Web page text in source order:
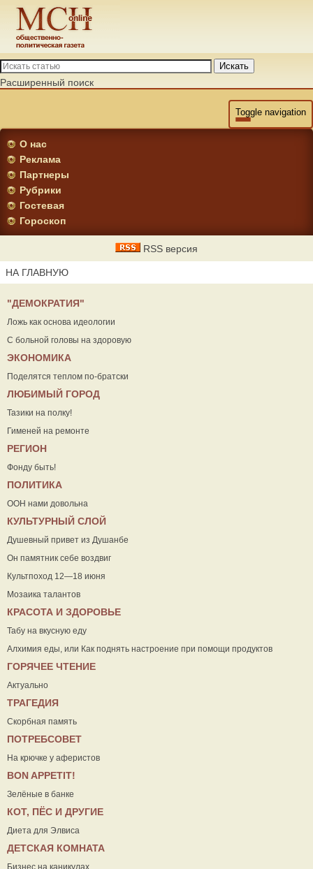
Искать
Расширенный поиск
Toggle navigation
О нас
Реклама
Партнеры
Рубрики
Гостевая
Гороскоп
RSS версия
НА ГЛАВНУЮ
"ДЕМОКРАТИЯ"
Ложь как основа идеологии
С больной головы на здоровую
ЭКОНОМИКА
Поделятся теплом по-братски
ЛЮБИМЫЙ ГОРОД
Тазики на полку!
Гименей на ремонте
РЕГИОН
Фонду быть!
ПОЛИТИКА
ООН нами довольна
КУЛЬТУРНЫЙ СЛОЙ
Душевный привет из Душанбе
Он памятник себе воздвиг
Культпоход 12—18 июня
Мозаика талантов
КРАСОТА И ЗДОРОВЬЕ
Табу на вкусную еду
Алхимия еды, или Как поднять настроение при помощи продуктов
ГОРЯЧЕЕ ЧТЕНИЕ
Актуально
ТРАГЕДИЯ
Скорбная память
ПОТРЕБСОВЕТ
На крючке у аферистов
ВON APPETIT!
Зелёные в банке
КОТ, ПЁС И ДРУГИЕ
Диета для Элвиса
ДЕТСКАЯ КОМНАТА
Бизнес на каникулах